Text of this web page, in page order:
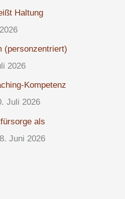
Haltung
(personzentriert)
2026
Kompetenz
Juli 2026
als
Juni 2026